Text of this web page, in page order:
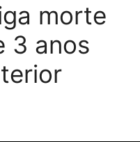
morte
3 anos